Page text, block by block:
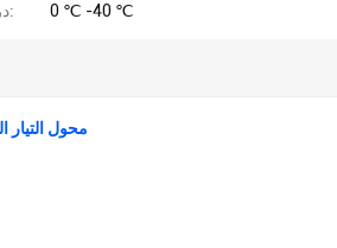
درجة حرارة العمل: 0 ℃ -40 ℃
محول التيار